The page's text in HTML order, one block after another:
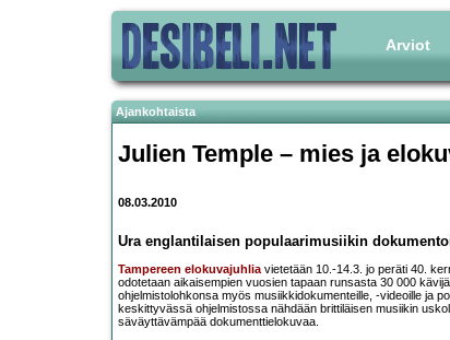
Arviot
Ajankohtaista
Julien Temple – mies ja
08.03.2010
Ura englantilaisen populaarimusiikin
Tampereen elokuvajuhliavietetään 10.-14.3. jo peräti 40.
odotetaan aikaisempien vuosien tapaan runsasta 30 000
ohjelmistolohkonsa myös musiikkidokumenteille, -videoille ja
keskittyvässä ohjelmistossa nähdään brittiläisen musiikin
säväyttävämpää dokumenttielokuvaa.